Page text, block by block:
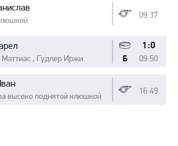
09:37
Маттиас , Гудлер Иржи
1:0
09:50
Б
высоко поднятой клюшкой
16:49